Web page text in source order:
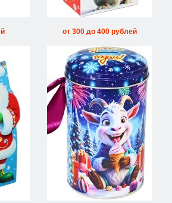
от 300 до 400 рублей